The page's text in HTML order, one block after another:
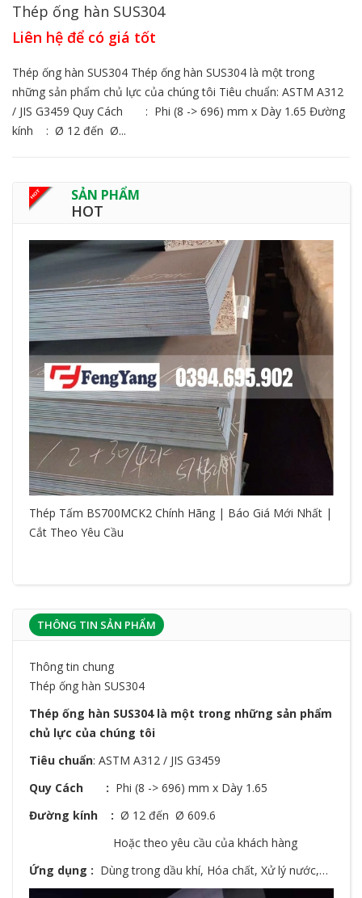
Thép ống hàn SUS304
Liên hệ để có giá tốt
Thép ống hàn SUS304 Thép ống hàn SUS304 là một trong
những sản phẩm chủ lực của chúng tôi Tiêu chuẩn: ASTM A312
/ JIS G3459 Quy Cách : Phi (8 -> 696) mm x Dày 1.65 Đường
kính : Ø 12 đến Ø...
SẢN PHẨM
HOT
Thép Tấm BS700MCK2 Chính Hãng | Báo Giá Mới Nhất |
Cắt Theo Yêu Cầu
THÔNG TIN SẢN PHẨM
Thông tin chung
Thép ống hàn SUS304
Thép ống hàn SUS304 là một trong những sản phẩm
chủ lực của chúng tôi
Tiêu chuẩn: ASTM A312 / JIS G3459
Quy Cách
: Phi (8 -> 696) mm x Dày 1.65
Đường kính
: Ø 12 đến Ø 609.6
Hoặc theo yêu cầu của khách hàng
Ứng dụng : Dùng trong dầu khí, Hóa chất, Xử lý nước,…